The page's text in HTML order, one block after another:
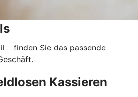
– finden Sie das passende
Kassieren